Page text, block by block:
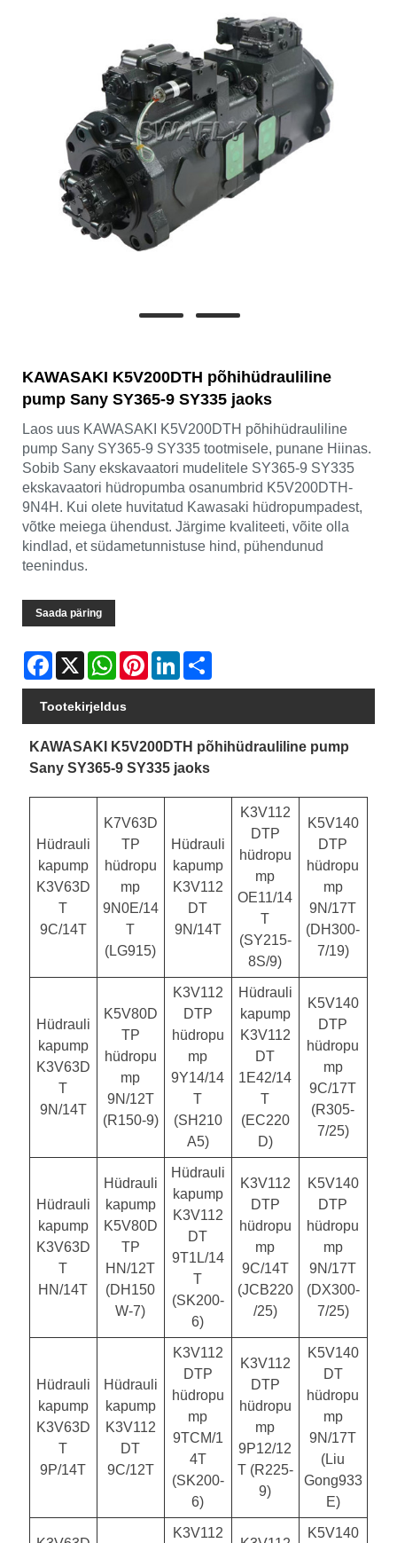
KAWASAKI K5V200DTH põhihüdrauliline
pump Sany SY365-9 SY335 jaoks
Laos uus KAWASAKI K5V200DTH põhihüdrauliline
pump Sany SY365-9 SY335 tootmisele, punane Hiinas.
Sobib Sany ekskavaatori mudelitele SY365-9 SY335
ekskavaatori hüdropumba osanumbrid K5V200DTH-
9N4H. Kui olete huvitatud Kawasaki hüdropumpadest,
võtke meiega ühendust. Järgime kvaliteeti, võite olla
kindlad, et südametunnistuse hind, pühendunud
teenindus.
Saada päring
Facebook
X WhatsAppPinterestLinkedIn
Tootekirjeldus
KAWASAKI K5V200DTH põhihüdrauliline pump
Sany SY365-9 SY335 jaoks
Hüdrauli
kapump
K3V63D
T
9C/14T
K7V63D
TP
hüdropu
mp
9N0E/14
T
(LG915)
Hüdrauli
kapump
K3V112
DT
9N/14T
K3V112
DTP
hüdropu
mp
OE11/14
T
(SY215-
8S/9)
K5V140
DTP
hüdropu
mp
9N/17T
(DH300-
7/19)
Hüdrauli
kapump
K3V63D
T
9N/14T
K5V80D
TP
hüdropu
mp
9N/12T
(R150-9)
K3V112
DTP
hüdropu
mp
9Y14/14
T
(SH210
A5)
Hüdrauli
kapump
K3V112
DT
1E42/14
T
(EC220
D)
K5V140
DTP
hüdropu
mp
9C/17T
(R305-
7/25)
Hüdrauli
kapump
K3V63D
T
HN/14T
Hüdrauli
kapump
K5V80D
TP
HN/12T
(DH150
W-7)
Hüdrauli
kapump
K3V112
DT
9T1L/14
T
(SK200-
6)
K3V112
DTP
hüdropu
mp
9C/14T
(JCB220
/25)
K5V140
DTP
hüdropu
mp
9N/17T
(DX300-
7/25)
Hüdrauli
kapump
K3V63D
T
9P/14T
Hüdrauli
kapump
K3V112
DT
9C/12T
K3V112
DTP
hüdropu
mp
9TCM/1
4T
(SK200-
6)
K3V112
DTP
hüdropu
mp
9P12/12
T (R225-
9)
K5V140
DT
hüdropu
mp
9N/17T
(Liu
Gong933
E)
K3V112 K5V140